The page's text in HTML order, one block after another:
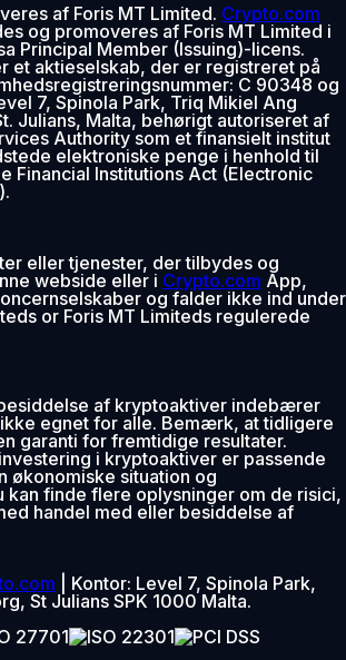
af Foris MT Limited. Crypto.com
og promoveres af Foris MT Limited i
Principal Member (Issuing)-licens.
et aktieselskab, der er registreret på
C 90348 og
7, Spinola Park, Triq Mikiel Ang
Julians, Malta, behørigt autoriseret af
Authority som et finansielt institut
elektroniske penge i henhold til
Financial Institutions Act (Electronic
eller tjenester, der tilbydes og
webside eller i Crypto.com App,
og falder ikke ind under
or Foris MT Limiteds regulerede
af kryptoaktiver indebærer
egnet for alle. Bemærk, at tidligere
garanti for fremtidige resultater.
i kryptoaktiver er passende
økonomiske situation og
kan finde flere oplysninger om de risici,
handel med eller besiddelse af
| Kontor: Level 7, Spinola Park,
St Julians SPK 1000 Malta.